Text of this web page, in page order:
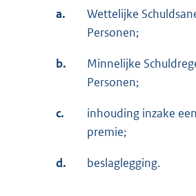
a.
Wettelijke
Personen;
b.
Minnelijke
Personen;
c.
inhouding inzake
premie;
d. beslaglegging.